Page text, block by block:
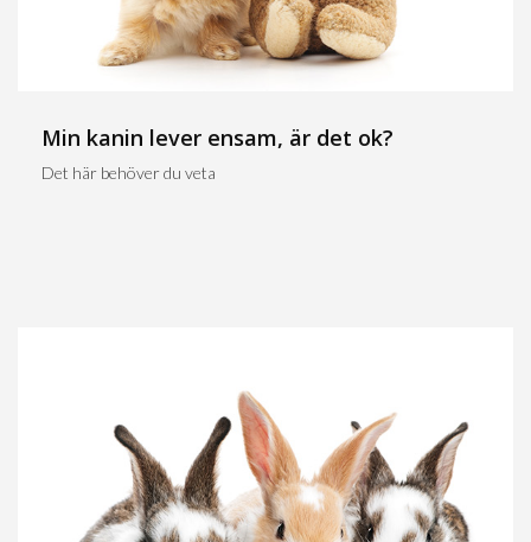
Min kanin lever ensam, är det ok?
Det här behöver du veta